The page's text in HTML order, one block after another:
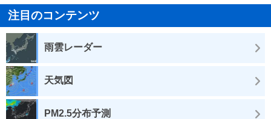
注目のコンテンツ
雨雲レーダー
天気図
PM2.5分布予測